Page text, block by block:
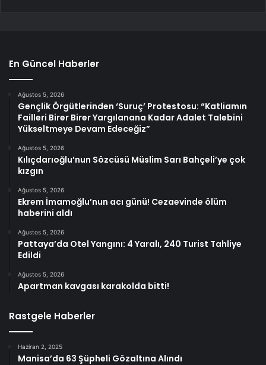
En Güncel Haberler
Ağustos 5, 2026
Gençlik Örgütlerinden ‘Suruç’ Protestosu: “Katliamın
Failleri Birer Birer Yargılanana Kadar Adalet Talebini
Yükseltmeye Devam Edeceğiz”
Ağustos 5, 2026
Kılıçdarıoğlu’nun Sözcüsü Müslim Sarı Bahçeli’ye çok
kızgın
Ağustos 5, 2026
Ekrem İmamoğlu’nun acı günü! Cezaevinde ölüm
haberini aldı
Ağustos 5, 2026
Pattaya’da Otel Yangını: 4 Yaralı, 240 Turist Tahliye
Edildi
Ağustos 5, 2026
Apartman kavgası karakolda bitti!
Rastgele Haberler
Haziran 2, 2025
Manisa’da 63 Şüpheli Gözaltına Alındı